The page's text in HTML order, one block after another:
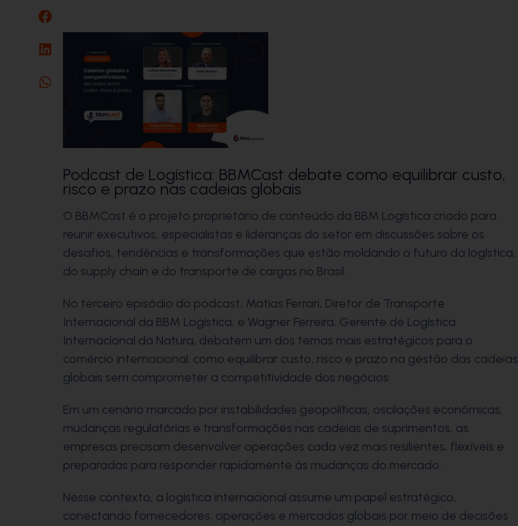
Podcast de Logística: BBMCast debate como equilibrar custo,
risco e prazo nas cadeias globais
O BBMCast é o projeto proprietário de conteúdo da BBM Logística criado para
reunir executivos, especialistas e lideranças do setor em discussões sobre os
desafios, tendências e transformações que estão moldando o futuro da logística,
do supply chain e do transporte de cargas no Brasil.
No terceiro episódio do podcast, Matias Ferrari, Diretor de Transporte
Internacional da BBM Logística, e Wagner Ferreira, Gerente de Logística
Internacional da Natura, debatem um dos temas mais estratégicos para o
comércio internacional: como equilibrar custo, risco e prazo na gestão das cadeias
globais sem comprometer a competitividade dos negócios.
Em um cenário marcado por instabilidades geopolíticas, oscilações econômicas,
mudanças regulatórias e transformações nas cadeias de suprimentos, as
empresas precisam desenvolver operações cada vez mais resilientes, flexíveis e
preparadas para responder rapidamente às mudanças do mercado.
Nesse contexto, a logística internacional assume um papel estratégico,
conectando fornecedores, operações e mercados globais por meio de decisões